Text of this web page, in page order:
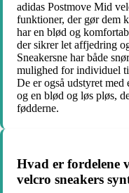
adidas Postmove Mid
funktioner, der gør dem
har en blød og
der sikrer let affjedring
Sneakersne har både
mulighed for individuel
De er også udstyret
og en blød og løs pløs,
fødderne.
Hvad er fordelene
velcro sneakers